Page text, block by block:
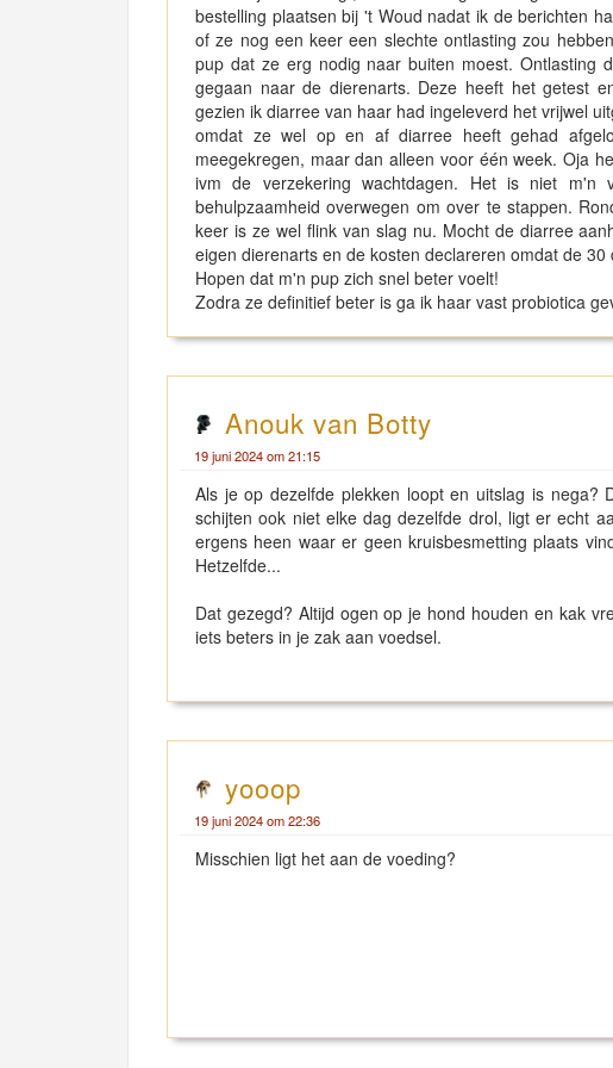
bestelling plaatsen bij 't Woud nadat ik de berichten
of ze nog een keer een slechte ontlasting zou
pup dat ze erg nodig naar buiten moest. Ontlasting
gegaan naar de dierenarts. Deze heeft het getest
gezien ik diarree van haar had ingeleverd het vrijwel
omdat ze wel op en af diarree heeft gehad
meegekregen, maar dan alleen voor één week. Oja
ivm de verzekering wachtdagen. Het is niet m'n
behulpzaamheid overwegen om over te stappen.
keer is ze wel flink van slag nu. Mocht de diarree
eigen dierenarts en de kosten declareren omdat de 30
Hopen dat m'n pup zich snel beter voelt!
Zodra ze definitief beter is ga ik haar vast probiotica
Anouk van Botty
19 juni 2024 om 21:15
Als je op dezelfde plekken loopt en uitslag is nega?
schijten ook niet elke dag dezelfde drol, ligt er echt
ergens heen waar er geen kruisbesmetting plaats
Hetzelfde...
Dat gezegd? Altijd ogen op je hond houden en kak
iets beters in je zak aan voedsel.
yooop
19 juni 2024 om 22:36
Misschien ligt het aan de voeding?